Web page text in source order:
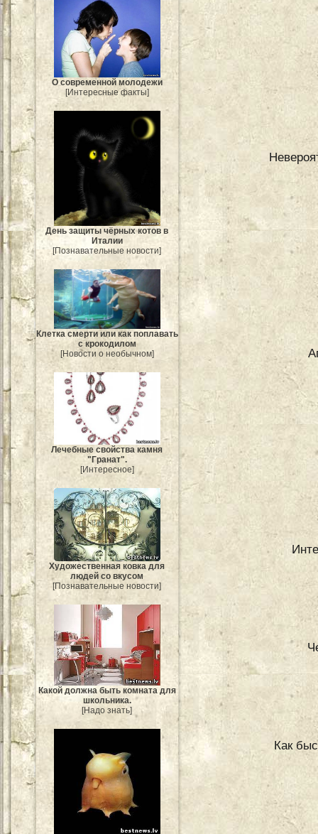
О современной молодежи
[Интересные факты]
День защиты чёрных котов в
Италии
[Познавательные новости]
Клетка смерти или как поплавать
с крокодилом
[Новости о необычном]
Лечебные свойства камня
"Гранат".
[Интересное]
Художественная ковка для
людей со вкусом
[Познавательные новости]
Какой должна быть комната для
школьника.
[Надо знать]
Как